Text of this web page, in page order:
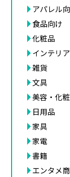
アパレル
食品向け
化粧品
インテリア
雑貨
文具
美容・化
日用品
家具
家電
書籍
エンタメ